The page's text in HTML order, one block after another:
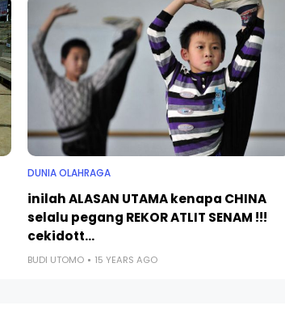
DUNIA OLAHRAGA
inilah ALASAN UTAMA kenapa CHINA
selalu pegang REKOR ATLIT SENAM !!!
cekidott...
BUDI UTOMO 15 YEARS AGO